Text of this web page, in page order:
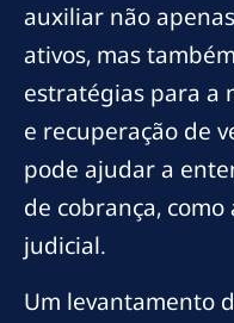
auxiliar não
ativos, mas
estratégias para a
e recuperação de
pode ajudar a
de cobrança,
judicial.
Um levantamento